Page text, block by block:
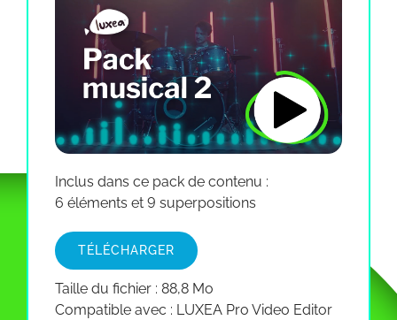
Inclus dans ce pack de contenu :
6 éléments et 9 superpositions
TÉLÉCHARGER
Taille du fichier : 88,8 Mo
Compatible avec : LUXEA Pro Video Editor